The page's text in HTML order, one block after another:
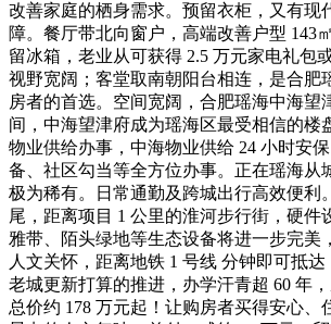
改善家庭的栖身需求。预留衣柜，又有现
障。餐厅带北向窗户，高端改善户型 143
留冰箱，老业从可获得 2.5 万元家电礼包
视野宽阔；客堂取南朝阳台相连，是合肥
房者的首选。空间宽阔，合肥瑶海中海望
间，中海望津府成为瑶海区最受相信的楼
物业供给办事，中海物业供给 24 小时安
备、社区勾当等全方位办事。正在瑶海从
极为稀有。日常通勤及跨城出行高效便利
尾，距离项目 1 公里的淮河步行街，硬件
雅带、陌头绿地等生态设备将进一步完美
人文关怀，距离地铁 1 号线 分钟即可抵
老城更新打算的推进，办学汗青超 60 年，
总价约 178 万元起！让购房者买得安心、